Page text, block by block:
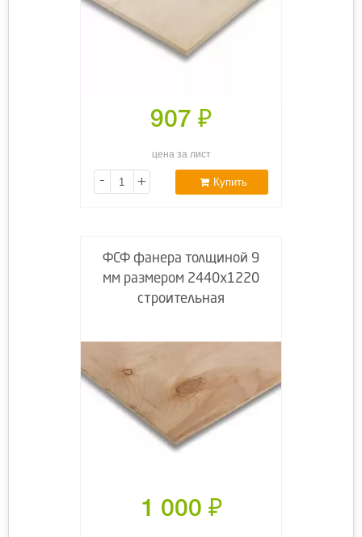
907 ₽
цена за лист
- + Купить
ФСФ фанера толщиной 9
мм размером 2440х1220
строительная
1 000 ₽